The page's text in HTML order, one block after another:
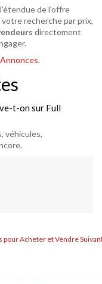
de l'offre
recherche par prix,
directement
.
t-on sur Full
véhicules,
pour Acheter et Vendre